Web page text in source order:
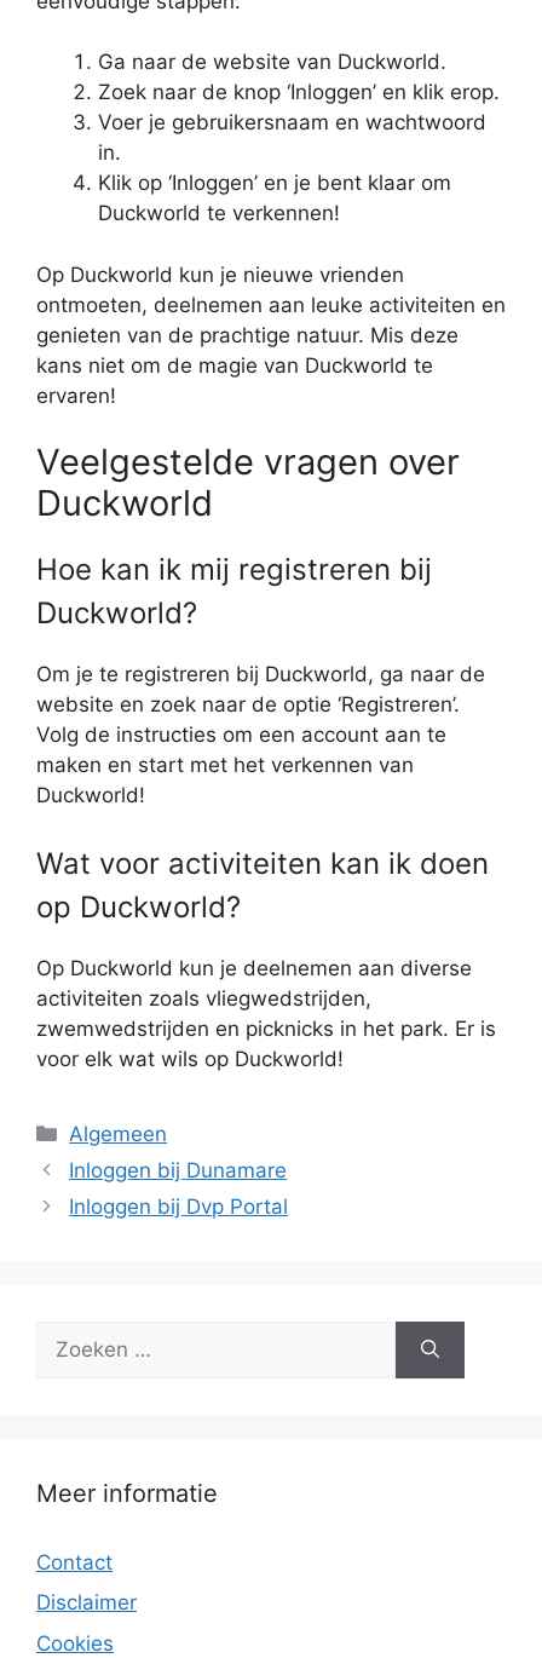
Ga naar de website van Duckworld.
Zoek naar de knop ‘Inloggen’ en klik erop.
Voer je gebruikersnaam en wachtwoord
in.
Klik op ‘Inloggen’ en je bent klaar om
Duckworld te verkennen!
Op Duckworld kun je nieuwe vrienden
ontmoeten, deelnemen aan leuke activiteiten en
genieten van de prachtige natuur. Mis deze
kans niet om de magie van Duckworld te
ervaren!
Veelgestelde vragen over
Duckworld
Hoe kan ik mij registreren bij
Duckworld?
Om je te registreren bij Duckworld, ga naar de
website en zoek naar de optie ‘Registreren’.
Volg de instructies om een account aan te
maken en start met het verkennen van
Duckworld!
Wat voor activiteiten kan ik doen
op Duckworld?
Op Duckworld kun je deelnemen aan diverse
activiteiten zoals vliegwedstrijden,
zwemwedstrijden en picknicks in het park. Er is
voor elk wat wils op Duckworld!
Categorieën
Algemeen
Inloggen bij Dunamare
Inloggen bij Dvp Portal
naar:
Meer informatie
Contact
Disclaimer
Cookies